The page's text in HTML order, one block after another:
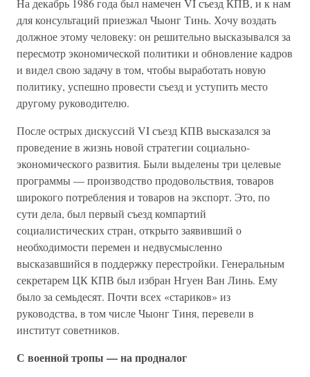
На декабрь 1986 года был намечен VI съезд КПВ, и к нам
для консультаций приезжал Чыонг Тинь. Хочу воздать
должное этому человеку: он решительно высказывался за
пересмотр экономической политики и обновление кадров
и видел свою задачу в том, чтобы выработать новую
политику, успешно провести съезд и уступить место
другому руководителю.
После острых дискуссий VI съезд КПВ высказался за
проведение в жизнь новой стратегии социально-
экономического развития. Были выделены три целевые
программы — производство продовольствия, товаров
широкого потребления и товаров на экспорт. Это, по
сути дела, был первый съезд компартий
социалистических стран, открыто заявивший о
необходимости перемен и недвусмысленно
высказавшийся в поддержку перестройки. Генеральным
секретарем ЦК КПВ был избран Нгуен Ван Линь. Ему
было за семьдесят. Почти всех «стариков» из
руководства, в том числе Чыонг Тиня, перевели в
институт советников.
С военной тропы — на продналог